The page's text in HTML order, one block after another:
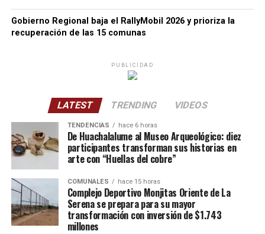
Gobierno Regional baja el RallyMobil 2026 y prioriza la
recuperación de las 15 comunas
PUBLICIDAD
LATEST TRENDING VIDEOS
TENDENCIAS hace 6 horas
De Huachalalume al Museo Arqueológico: diez
participantes transforman sus historias en
arte con “Huellas del cobre”
COMUNALES hace 15 horas
Complejo Deportivo Monjitas Oriente de La
Serena se prepara para su mayor
transformación con inversión de $1.743
millones